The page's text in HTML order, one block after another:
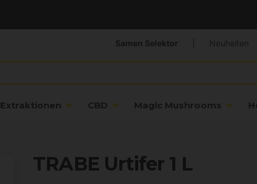
Extraktionen CBD Magic Mushrooms
Samen Selektor Neuheiten
TRABE Urtifer 1 L